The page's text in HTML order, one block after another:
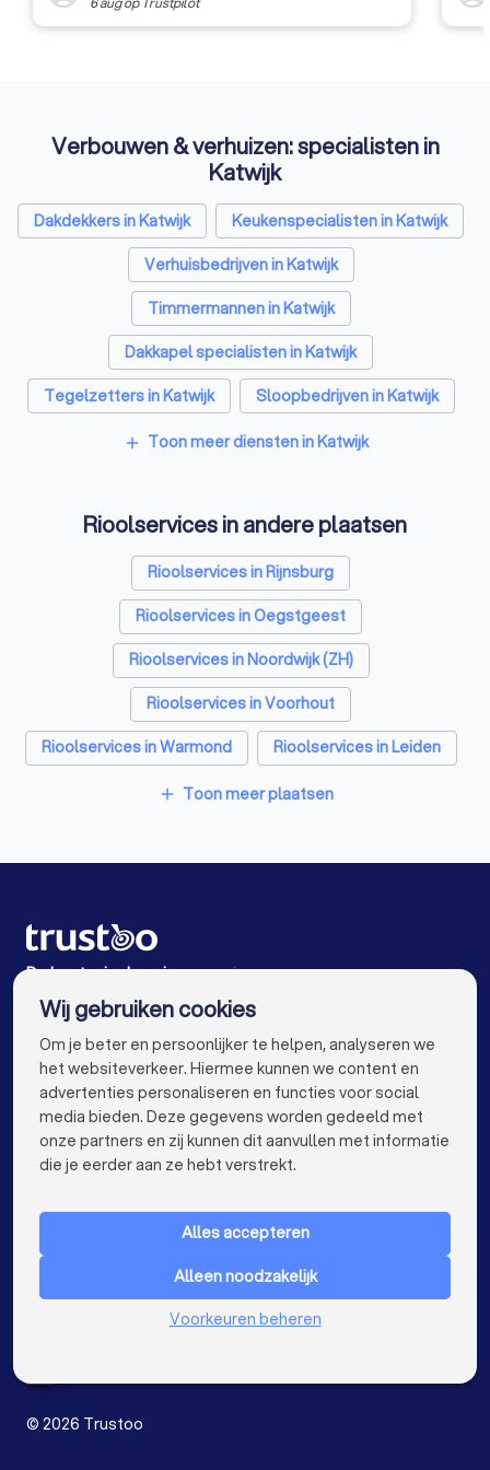
2007 is de
vereniging die het
en service.
Verbouwen & verhuizen: specialisten in
Katwijk
Dakdekkers in Katwijk
Keukenspecialisten in Katwijk
Verhuisbedrijven in Katwijk
Timmermannen in Katwijk
Dakkapel specialisten in Katwijk
Tegelzetters in Katwijk
Sloopbedrijven in Katwijk
Bouwkundige keurders in Katwijk
add Toon meer diensten in Katwijk
Rioolservices in andere plaatsen
Rioolservices in Rijnsburg
Rioolservices in Oegstgeest
Rioolservices in Noordwijk (ZH)
Rioolservices in Voorhout
Rioolservices in Warmond
Rioolservices in Leiden
Rioolservices in Voorschoten
Rioolservices in Rotterdam
Rioolservices in Den Haag
Rioolservices in Eindhoven
Rioolservices in Tilburg
Rioolservices in Groningen
Rioolservices in Almere
Rioolservices in Breda
Rioolservices in Nijmegen
Rioolservices in Arnhem
Rioolservices in Amersfoort
Rioolservices in Apeldoorn
add Toon meer plaatsen
De beste rioolservices voor jou
VOOR PARTICULIEREN keyboard_arrow_down
Nederland
© 2026 Trustoo
Wij gebruiken cookies
Om je beter en persoonlijker te helpen, analyseren we
het websiteverkeer. Hiermee kunnen we content en
advertenties personaliseren en functies voor social
media bieden. Deze gegevens worden gedeeld met
onze partners en zij kunnen dit aanvullen met informatie
die je eerder aan ze hebt verstrekt.
Alles accepteren
Alleen noodzakelijk
Voorkeuren beheren